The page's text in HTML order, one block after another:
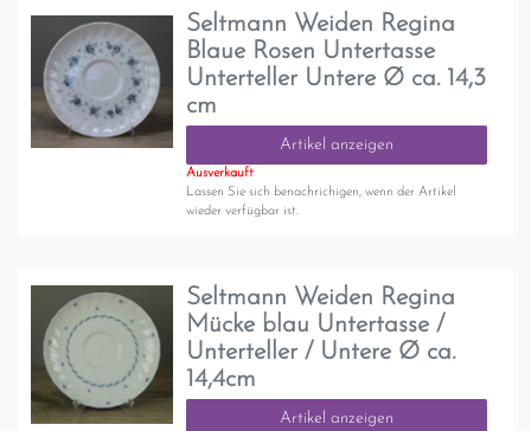
Seltmann Weiden Regina
Blaue Rosen Untertasse
Unterteller Untere Ø ca. 14,3
cm
Artikel anzeigen
Ausverkauft
Lassen Sie sich benachrichigen, wenn der Artikel
wieder verfügbar ist.
Seltmann Weiden Regina
Mücke blau Untertasse /
Unterteller / Untere Ø ca.
14,4cm
Artikel anzeigen